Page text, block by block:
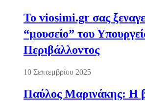
Το viosimi.gr σας
“μουσείο” του
Περιβάλλοντος
10 Σεπτεμβρίου 2025
Παύλος Μαρινάκης: Η